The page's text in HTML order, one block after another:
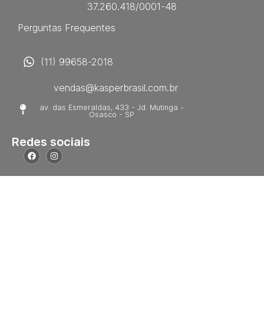
37.260.418/0001-48
Perguntas Frequentes
(11) 99658-2018
vendas@kasperbrasil.com.br
av. das Esmeraldas, 433 - Jd. Mutinga -
Osasco - SP
Redes sociais